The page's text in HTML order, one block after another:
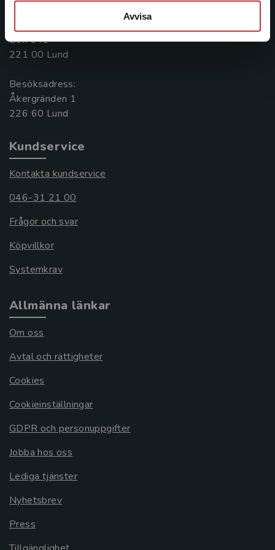
Avvisa
Box 141
221 00 Lund
Besöksadress:
Åkergränden 1
Kundservice
Kontakta kundservice
046-31 21 00
Frågor och svar
Köpvillkor
Systemkrav
Allmänna länkar
Om oss
Avtal och rättigheter
Cookies
Cookieinställningar
GDPR och personuppgifter
Jobba hos oss
Lediga tjänster
Nyhetsbrev
Press